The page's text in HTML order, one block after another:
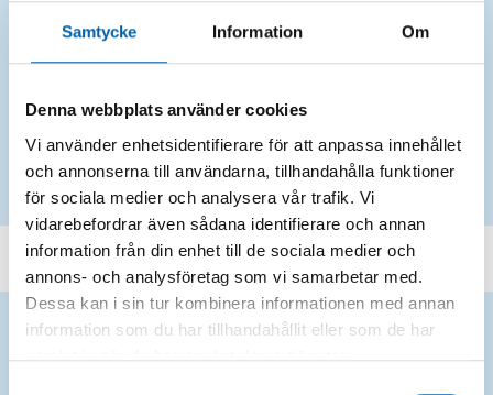
Samtycke Information Om
Denna webbplats använder cookies
Vi använder enhetsidentifierare för att anpassa innehållet
och annonserna till användarna, tillhandahålla funktioner
för sociala medier och analysera vår trafik. Vi
vidarebefordrar även sådana identifierare och annan
information från din enhet till de sociala medier och
annons- och analysföretag som vi samarbetar med.
Dessa kan i sin tur kombinera informationen med annan
information som du har tillhandahållit eller som de har
samlat in när du har använt deras tjänster.
Upphämtning
från beställning, avfallet placeras vid
överenskommelse.
Hyra container